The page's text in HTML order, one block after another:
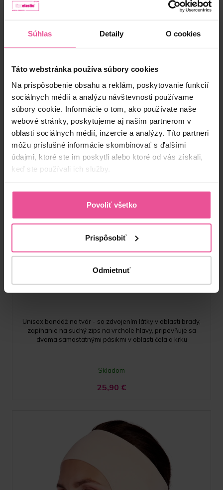
Súhlas Detaily O cookies
Táto webstránka používa súbory cookies
Na prispôsobenie obsahu a reklám, poskytovanie funkcií
sociálnych médií a analýzu návštevnosti používame
súbory cookie. Informácie o tom, ako používate naše
webové stránky, poskytujeme aj našim partnerom v
oblasti sociálnych médií, inzercie a analýzy. Títo partneri
môžu príslušné informácie skombinovať s ďalšími
údajmi, ktoré ste im poskytli alebo ktoré od vás získali,
keď ste používali ich služby.
Povoliť všetko
Prispôsobiť
Odmietnuť
25,90€
FM 01
Unisex bandáž na tvár - so zdvojením látky v oblasti brady,
zapínanie na suchý zips na vrchole hlavy, pripevňuje sa
dvoma samostatnými pásikmi v oblasti čela a krku
Skladom
25,90 €